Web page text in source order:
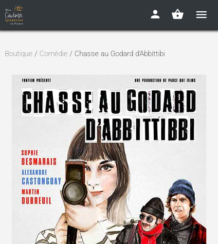
Boutique / Comédie / Chasse au Godard d’Abbittibi